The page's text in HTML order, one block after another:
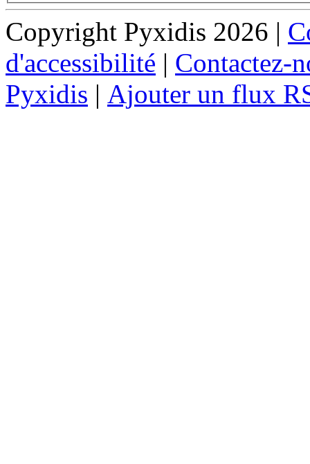
Copyright Pyxidis 2026 |
d'accessibilité | Contactez-
Pyxidis | Ajouter un flux